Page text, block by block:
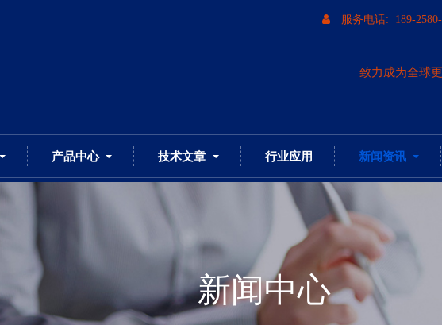
服务电话: 189-
致力成为全球
产品中心 技术文章 行业应用 新闻资讯
新闻中心